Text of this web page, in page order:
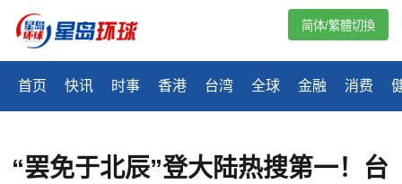
首页 快讯 时事 香港 台湾 全球 金融 消费
简体/繁體切換
“罢免于北辰”登大陆热搜第一！台